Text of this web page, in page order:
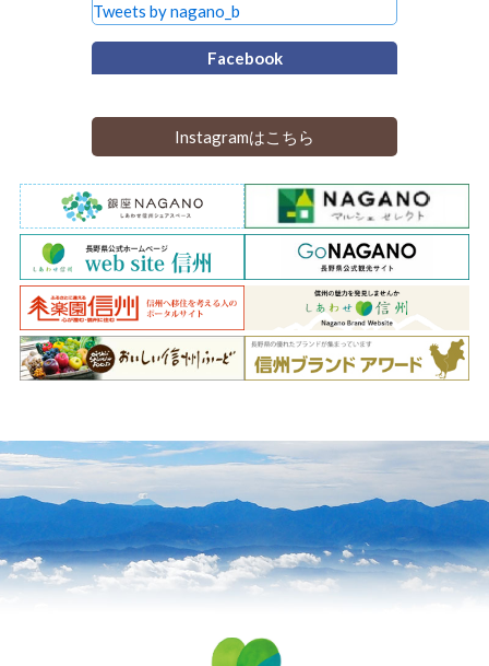
Tweets by nagano_b
Facebook
Instagramはこちら